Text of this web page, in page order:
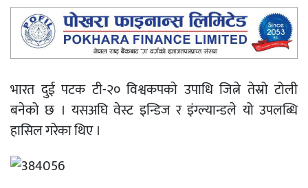
भारत दुई पटक टी-२० विश्वकपकाे उपाधि जित्ने तेस्रो टोली
बनेको छ । यसअघि वेस्ट इन्डिज र इंग्ल्यान्डले यो उपलब्धि
हासिल गरेका थिए ।